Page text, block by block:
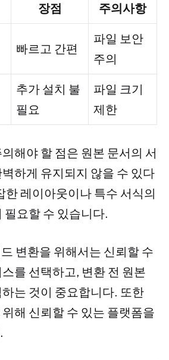
장점 주의사항
빠르고 간편
파일 보안
주의
추가 설치 불
필요
파일 크기
제한
해야 할 점은 원본 문서의 서
하게 유지되지 않을 수 있다
한 레이아웃이나 특수 서식의
필요할 수 있습니다.
변환을 위해서는 신뢰할 수
를 선택하고, 변환 전 원본
는 것이 중요합니다. 또한
해 신뢰할 수 있는 플랫폼을